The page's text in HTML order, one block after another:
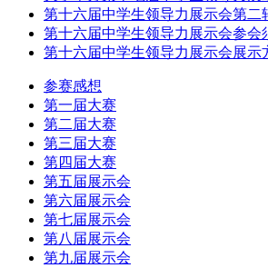
第十六届中学生领导力展示会第
第十六届中学生领导力展示会参会
第十六届中学生领导力展示会展示
参赛感想
第一届大赛
第二届大赛
第三届大赛
第四届大赛
第五届展示会
第六届展示会
第七届展示会
第八届展示会
第九届展示会